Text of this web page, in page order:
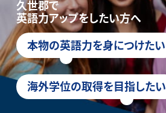
久世郡で
英語力アップをしたい方へ
本物の英語力を身につけたい
海外学位の取得を目指したい